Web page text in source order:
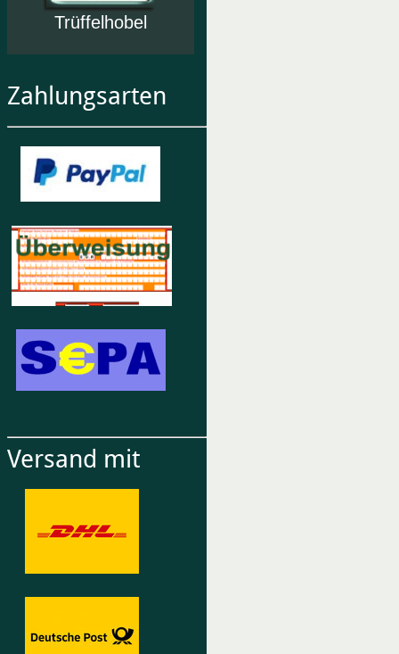
Trüffelhobel
Zahlungsarten
Versand mit